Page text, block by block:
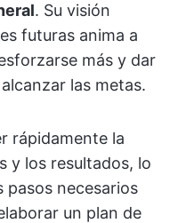
. Su visión
futuras anima a
más y dar
las metas.
rápidamente la
y los resultados, lo
pasos necesarios
un plan de